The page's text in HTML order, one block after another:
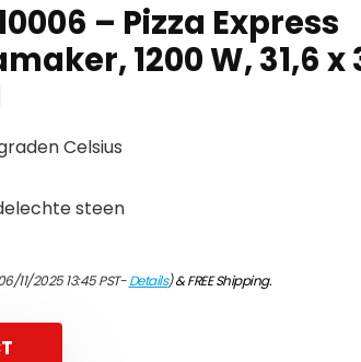
– Pizza Express
1200 W, 31,6 x
Celsius
steen
11/2025 13:45 PST-Details)&FREE Shipping.